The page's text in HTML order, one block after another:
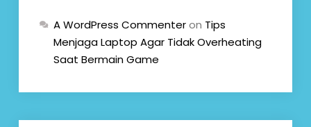
A WordPress Commenteron Tips
Menjaga Laptop Agar Tidak Overheating
Saat Bermain Game